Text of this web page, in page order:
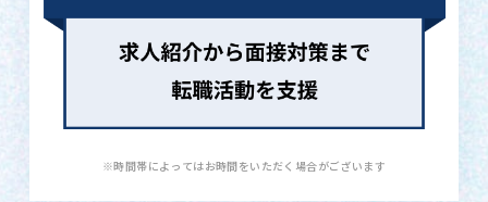
※時間帯によってはお時間をいただく場合がございます